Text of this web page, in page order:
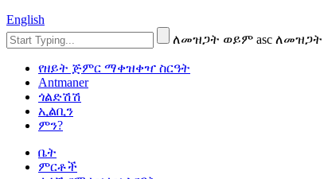
English
ለመዝጋት ወይም asc
የዘይት ጅምር ማቀዝቀዣ ስርዓት
Antmaner
ጎልድሽሽ
ኢልቢን
ምን?
ቤት
ምርቶች